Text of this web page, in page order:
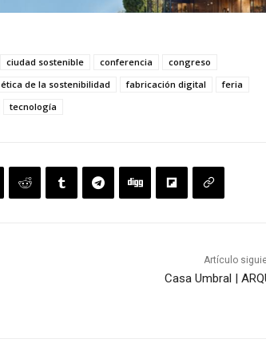
ciudad sostenible conferencia
congreso
ética de la sostenibilidad fabricación digital
feria
tecnología
Artículo
Casa Umbral |